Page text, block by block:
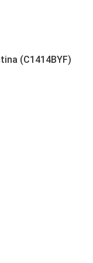
(C1414BYF)